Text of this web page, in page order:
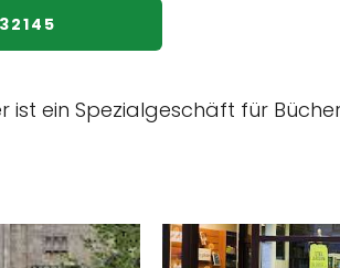
ist ein Spezialgeschäft für